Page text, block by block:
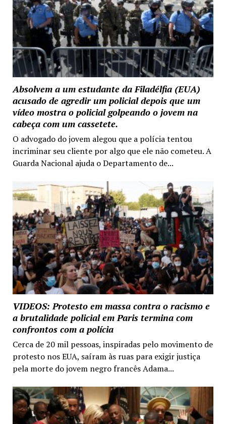
Absolvem a um estudante da Filadélfia (EUA)
acusado de agredir um policial depois que um
vídeo mostra o policial golpeando o jovem na
cabeça com um cassetete.
O advogado do jovem alegou que a polícia tentou
incriminar seu cliente por algo que ele não cometeu. A
Guarda Nacional ajuda o Departamento de...
VIDEOS: Protesto em massa contra o racismo e
a brutalidade policial em Paris termina com
confrontos com a polícia
Cerca de 20 mil pessoas, inspiradas pelo movimento de
protesto nos EUA, saíram às ruas para exigir justiça
pela morte do jovem negro francês Adama...